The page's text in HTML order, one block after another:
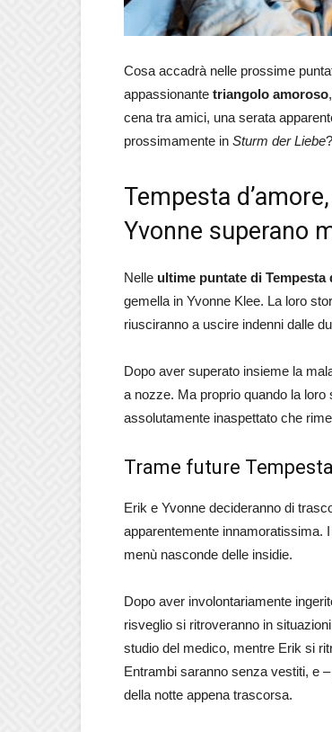
Cosa accadrà nelle prossime
appassionante triangolo amoroso
cena tra amici, una serata
prossimamente in Sturm der Liebe
Tempesta
Yvonne superano
Nelle ultime puntate di Tempesta
gemella in Yvonne Klee. La loro
riusciranno a uscire indenni dalle
Dopo aver superato insieme la
a nozze. Ma proprio quando la
assolutamente inaspettato che
Trame future
Erik e Yvonne decideranno di
apparentemente innamoratissima.
menù nasconde delle insidie.
Dopo aver involontariamente
risveglio si ritroveranno in
studio del medico, mentre Erik si
Entrambi saranno senza vestiti, e
della notte appena trascorsa.